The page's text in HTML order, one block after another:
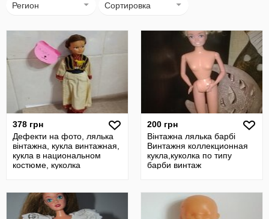
Регион Сортировка
378 грн
Дефекти на фото, лялька
вінтажна, кукла винтажная,
кукла в национальном
костюме, куколка
200 грн
Вінтажна лялька барбі
Винтажня коллекционная
кукла,куколка по типу
барби винтаж